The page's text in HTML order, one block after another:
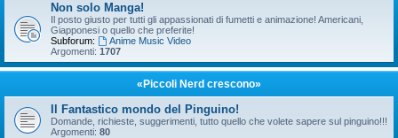
Non solo Manga!
Il posto giusto per tutti gli appassionati di fumetti e animazione! Americani,
Giapponesi o quello che preferite!
Subforum:
Anime Music Video
Argomenti: 1707
«Piccoli Nerd crescono»
Il Fantastico mondo del Pinguino!
Domande, richieste, suggerimenti, tutto quello che volete sapere sul pinguino!!!
Argomenti: 80